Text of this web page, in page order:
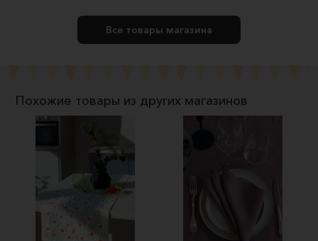
Все товары магазина
Похожие товары из других магазинов